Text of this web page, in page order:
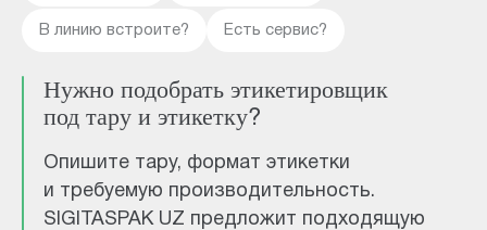
В линию встроите? Есть сервис?
Нужно подобрать этикетировщик
под тару и этикетку?
Опишите тару, формат этикетки
и требуемую производительность.
SIGITASPAK UZ предложит подходящую